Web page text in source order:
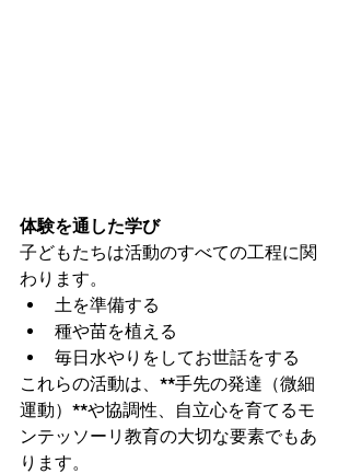
体験を通した学び
子どもたちは活動のすべての工程に関
わります。
土を準備する
種や苗を植える
毎日水やりをしてお世話をする
これらの活動は、**手先の発達（微細
運動）**や協調性、自立心を育てるモ
ンテッソーリ教育の大切な要素でもあ
ります。